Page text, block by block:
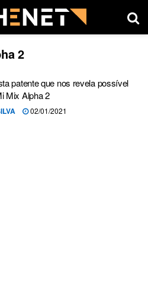
2
patente que nos revela possível
Mix Alpha 2
02/01/2021